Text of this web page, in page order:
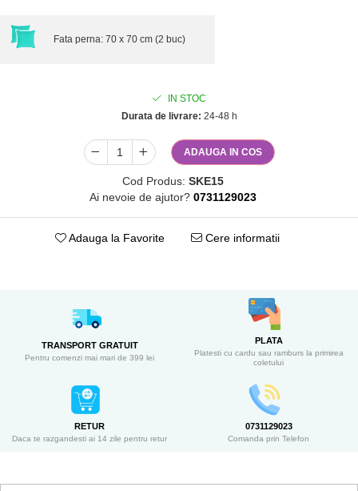
Fata perna: 70 x 70 cm (2 buc)
IN STOC
Durata de livrare: 24-48 h
ADAUGA IN COS
Cod Produs: SKE15
Ai nevoie de ajutor? 0731129023
Adauga la Favorite Cere informatii
TRANSPORT GRATUIT
Pentru comenzi mai mari de 399 lei
PLATA
Platesti cu cardu sau ramburs la primirea
coletului
RETUR
Daca te razgandesti ai 14 zile pentru retur
0731129023
Comanda prin Telefon